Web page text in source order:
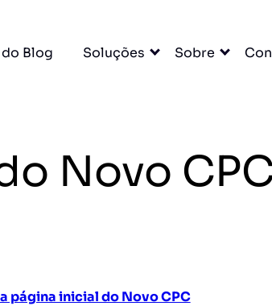
Blog Soluções Sobre
Novo
página inicial do Novo CPC